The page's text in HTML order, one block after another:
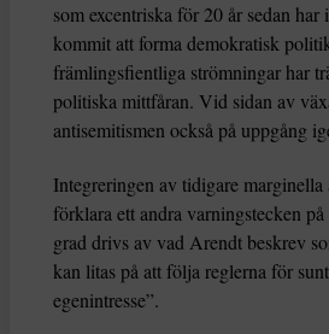
som excentriska för 20 år sedan har
kommit att forma demokratisk
främlingsfientliga strömningar har
politiska mittfåran. Vid sidan av
antisemitismen också på uppgång
Integreringen av tidigare
förklara ett andra varningstecken
grad drivs av vad Arendt beskrev
kan litas på att följa reglerna för
egenintresse”.